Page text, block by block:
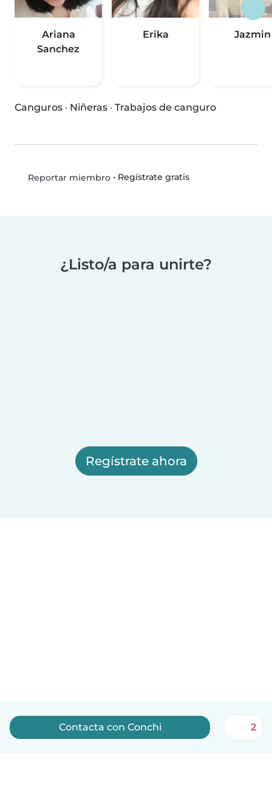
Ariana
Sanchez
Erika Jazmin
Canguros · Niñeras · Trabajos de canguro
Reportar miembro• Regístrate gratis
¿Listo/a para unirte?
Regístrate ahora
Contacta con Conchi 2